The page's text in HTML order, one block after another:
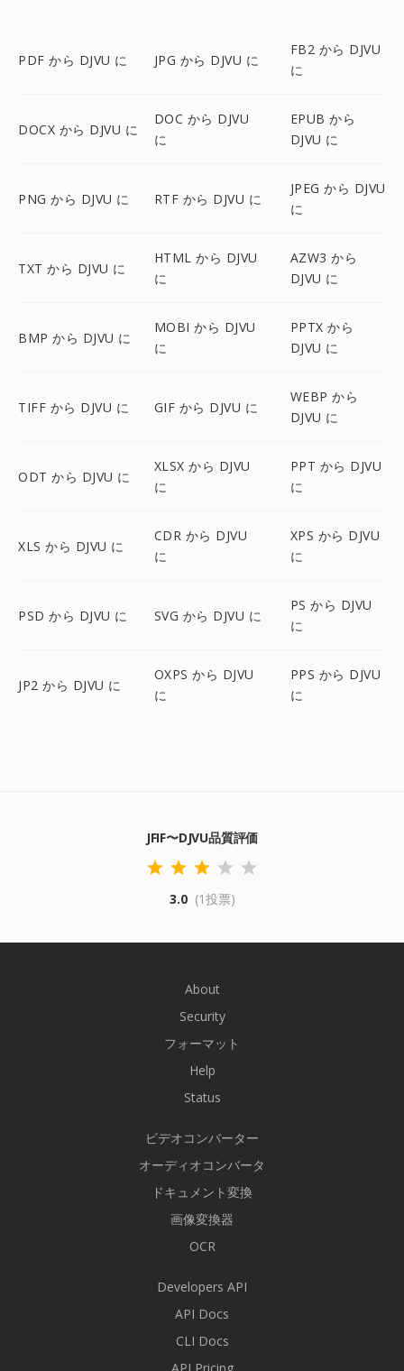
PDF から DJVU に JPG から DJVU に
FB2 から DJVU
に
DOCX から DJVU に
DOC から DJVU
に
EPUB から
DJVU に
PNG から DJVU に RTF から DJVU に
JPEG から DJVU
に
TXT から DJVU に
HTML から DJVU
に
AZW3 から
DJVU に
BMP から DJVU に
MOBI から DJVU
に
PPTX から
DJVU に
TIFF から DJVU に GIF から DJVU に
WEBP から
DJVU に
ODT から DJVU に
XLSX から DJVU
に
PPT から DJVU
に
XLS から DJVU に
CDR から DJVU
に
XPS から DJVU
に
PSD から DJVU に SVG から DJVU に
PS から DJVU
に
JP2 から DJVU に
OXPS から DJVU
に
PPS から DJVU
に
JFIF〜DJVU品質評価
3.0 (1投票)
About
Security
フォーマット
Help
Status
ビデオコンバーター
オーディオコンバータ
ドキュメント変換
画像変換器
OCR
Developers API
API Docs
CLI Docs